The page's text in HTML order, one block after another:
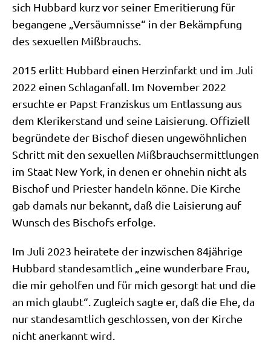
sich Hub­bard kurz vor sei­ner Eme­ri­tie­rung für
began­ge­ne „Ver­säum­nis­se“ in der Bekämp­fung
des sexu­el­len Mißbrauchs.
2015 erlitt Hub­bard einen Herz­in­farkt und im Juli
2022 einen Schlag­an­fall. Im Novem­ber 2022
ersuch­te er Papst Fran­zis­kus um Ent­las­sung aus
dem Kle­ri­ker­stand und sei­ne Lai­sie­rung. Offi­zi­ell
begrün­de­te der Bischof die­sen unge­wöhn­li­chen
Schritt mit den sexu­el­len Miß­brauch­ser­mitt­lun­gen
im Staat New York, in denen er ohne­hin nicht als
Bischof und Prie­ster han­deln kön­ne. Die Kir­che
gab damals nur bekannt, daß die Lai­sie­rung auf
Wunsch des Bischofs erfolge.
Im Juli 2023 hei­ra­te­te der inzwi­schen 84jährige
Hub­bard stan­des­amt­lich „eine wun­der­ba­re Frau,
die mir gehol­fen und für mich gesorgt hat und die
an mich glaubt“. Zugleich sag­te er, daß die Ehe, da
nur stan­des­amt­lich geschlos­sen, von der Kir­che
nicht aner­kannt wird.